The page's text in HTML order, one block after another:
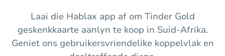
Laai die Hablax app af om Tinder Gold
geskenkkaarte aanlyn te koop in Suid-Afrika.
Geniet ons gebruikersvriendelike koppelvlak en